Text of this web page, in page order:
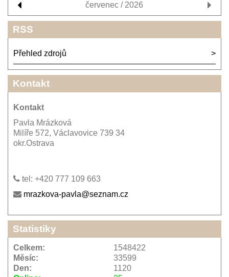
červenec / 2026
RSS
Přehled zdrojů
Kontakt
Kontakt
Pavla Mrázková
Milíře 572, Václavovice 739 34
okr.Ostrava
tel: +420 777 109 663
mrazkova-pavla@seznam.cz
Statistiky
Celkem:
1548422
Měsíc:
33599
Den:
1120